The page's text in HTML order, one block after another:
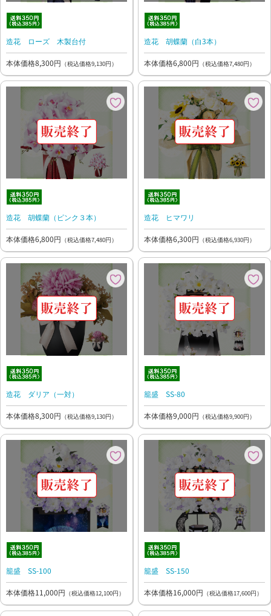
造花 ローズ 木製台付
本体価格8,300円 （税込価格9,130円）
造花 胡蝶蘭（白3本）
本体価格6,800円 （税込価格7,480円）
造花 胡蝶蘭（ピンク３本）
本体価格6,800円 （税込価格7,480円）
造花 ヒマワリ
本体価格6,300円 （税込価格6,930円）
造花 ダリア（一対）
本体価格8,300円 （税込価格9,130円）
籠盛 SS-80
本体価格9,000円 （税込価格9,900円）
籠盛 SS-100
本体価格11,000円 （税込価格12,100円）
籠盛 SS-150
本体価格16,000円 （税込価格17,600円）